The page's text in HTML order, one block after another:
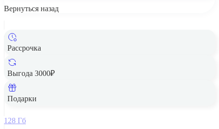
Вернуться назад
Рассрочка
Выгода 3000₽
Подарки
Samsung Galaxy A56 5G 8/128Gb Awesome Graphite,
128 Гб